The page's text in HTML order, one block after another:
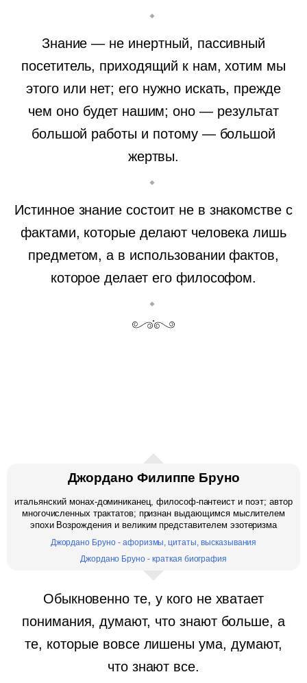
Знание — не инертный, пассивный
посетитель, приходящий к нам, хотим мы
этого или нет; его нужно искать, прежде
чем оно будет нашим; оно — результат
большой работы и потому — большой
жертвы.
Истинное знание состоит не в знакомстве с
фактами, которые делают человека лишь
предметом, а в использовании фактов,
которое делает его философом.
Джордано Филиппе Бруно
итальянский монах-доминиканец, философ-пантеист и поэт; автор
многочисленных трактатов; признан выдающимся мыслителем
эпохи Возрождения и великим представителем эзотеризма
Джордано Бруно - афоризмы, цитаты, высказывания
Джордано Бруно - краткая биография
Обыкновенно те, у кого не хватает
понимания, думают, что знают больше, а
те, которые вовсе лишены ума, думают,
что знают все.